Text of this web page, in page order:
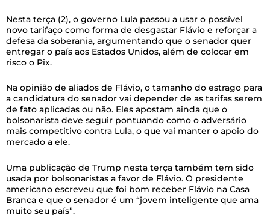
Nesta terça (2), o governo Lula passou a usar o possível
novo tarifaço como forma de desgastar Flávio e reforçar a
defesa da soberania, argumentando que o senador quer
entregar o país aos Estados Unidos, além de colocar em
risco o Pix.
Na opinião de aliados de Flávio, o tamanho do estrago para
a candidatura do senador vai depender de as tarifas serem
de fato aplicadas ou não. Eles apostam ainda que o
bolsonarista deve seguir pontuando como o adversário
mais competitivo contra Lula, o que vai manter o apoio do
mercado a ele.
Uma publicação de Trump nesta terça também tem sido
usada por bolsonaristas a favor de Flávio. O presidente
americano escreveu que foi bom receber Flávio na Casa
Branca e que o senador é um “jovem inteligente que ama
muito seu país”.